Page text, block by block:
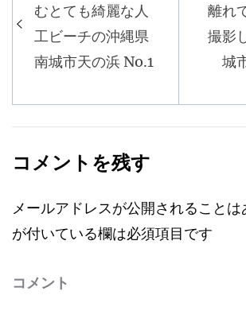
稿
ナ
ビ
ゲ
シ
ョ
ン
むとても綺麗な人
工ビーチの沖縄県
南城市天の浜 No.1
離れ
撮影
城
コメントを残す
メールアドレスが公開されることは
が付いている欄は必須項目です
コメント